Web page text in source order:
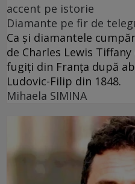
accent pe istorie
Diamante pe fir de
Ca și diamantele
de Charles Lewis
fugiți din Franța după
Ludovic-Filip din 1848.
Mihaela SIMINA